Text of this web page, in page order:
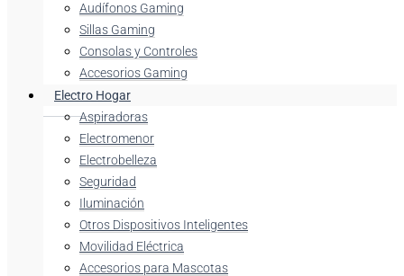
Audífonos Gaming
Sillas Gaming
Consolas y Controles
Accesorios Gaming
Electro Hogar
Aspiradoras
Electromenor
Electrobelleza
Seguridad
Iluminación
Otros Dispositivos Inteligentes
Movilidad Eléctrica
Accesorios para Mascotas